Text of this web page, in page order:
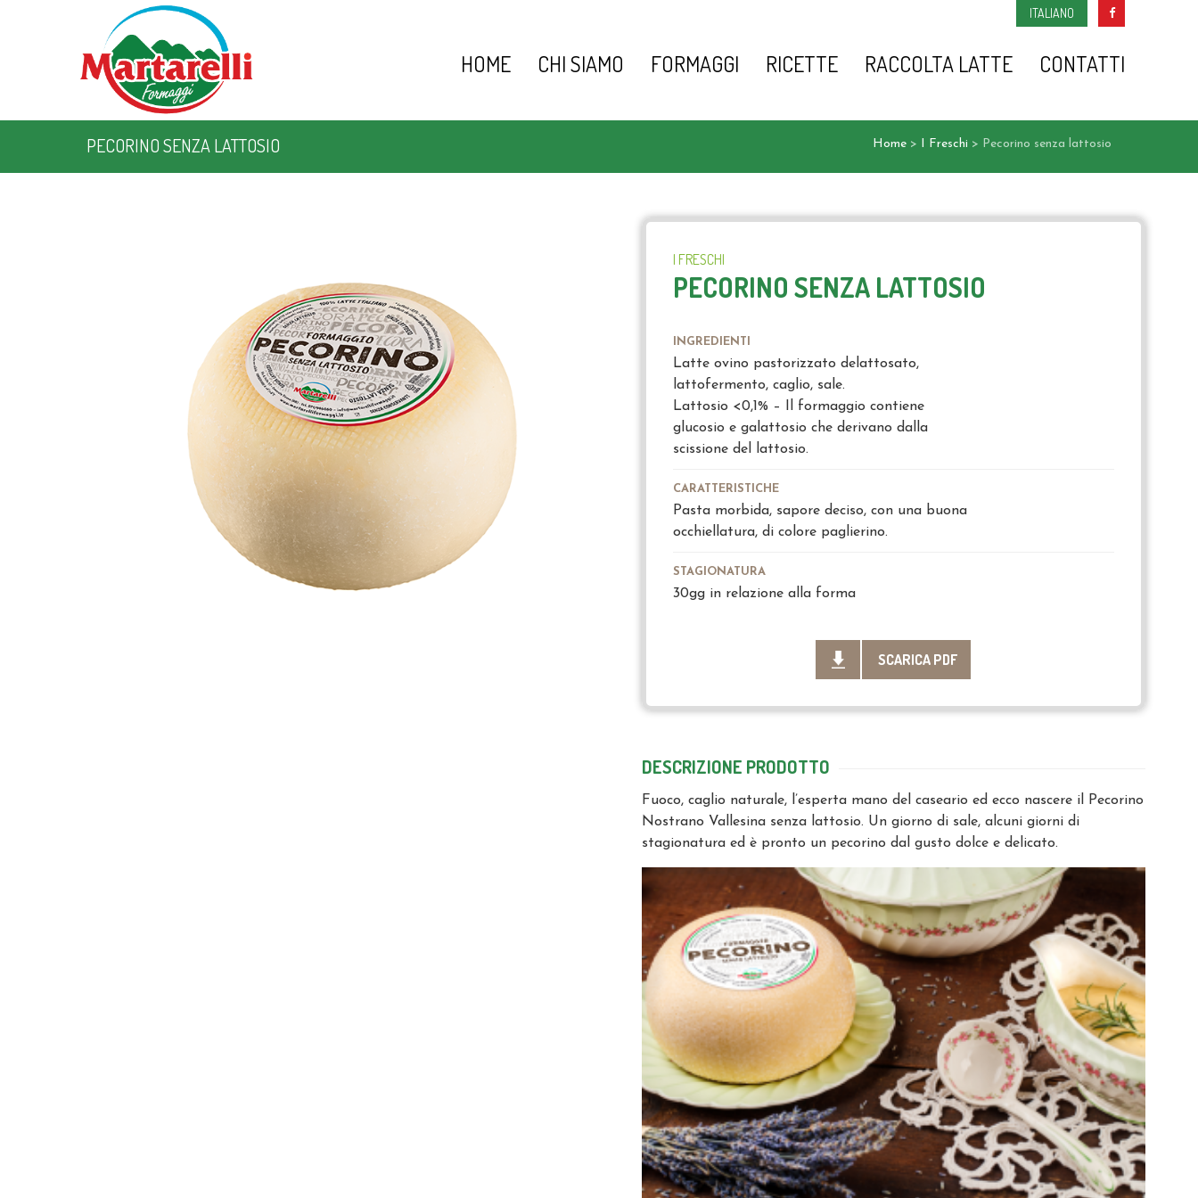
ITALIANO
HOME CHI SIAMO FORMAGGI RICETTE RACCOLTA LATTE CONTATTI
PECORINO SENZA LATTOSIO Home > I Freschi > Pecorino senza lattosio
I FRESCHI
PECORINO SENZA LATTOSIO
INGREDIENTI
Latte ovino pastorizzato delattosato,
lattofermento, caglio, sale.
Lattosio <0,1% – Il formaggio contiene
glucosio e galattosio che derivano dalla
scissione del lattosio.
CARATTERISTICHE
Pasta morbida, sapore deciso, con una buona
occhiellatura, di colore paglierino.
STAGIONATURA
30gg in relazione alla forma
SCARICA PDF
DESCRIZIONE PRODOTTO
Fuoco, caglio naturale, l’esperta mano del caseario ed ecco nascere il Pecorino
Nostrano Vallesina senza lattosio. Un giorno di sale, alcuni giorni di
stagionatura ed è pronto un pecorino dal gusto dolce e delicato.